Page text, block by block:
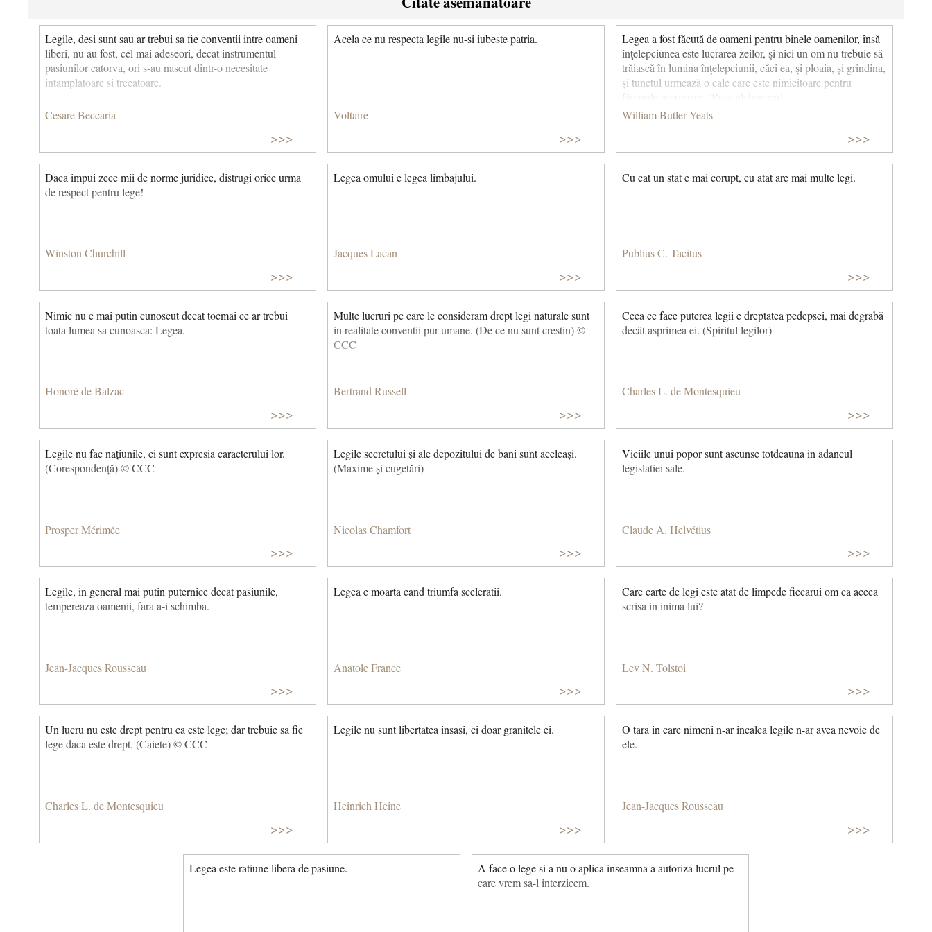
Legile, desi sunt sau ar trebui sa fie conventii intre oameni
liberi, nu au fost, cel mai adeseori, decat instrumentul
pasiunilor catorva, ori s-au nascut dintr-o necesitate
intamplatoare si trecatoare.
Cesare Beccaria
>>>
Acela ce nu respecta legile nu-si iubeste patria.
Voltaire
>>>
Legea a fost făcută de oameni pentru binele oamenilor, însă
înţelepciunea este lucrarea zeilor, şi nici un om nu trebuie să
trăiască în lumina înţelepciunii, căci ea, şi ploaia, şi grindina,
şi tunetul urmează o cale care este nimicitoare pentru
făpturile muritoare. (Rosa alchemica)
William Butler Yeats
>>>
Daca impui zece mii de norme juridice, distrugi orice urma
de respect pentru lege!
Winston Churchill
>>>
Legea omului e legea limbajului.
Jacques Lacan
>>>
Cu cat un stat e mai corupt, cu atat are mai multe legi.
Publius C. Tacitus
>>>
Nimic nu e mai putin cunoscut decat tocmai ce ar trebui
toata lumea sa cunoasca: Legea.
Honoré de Balzac
>>>
Multe lucruri pe care le consideram drept legi naturale sunt
in realitate conventii pur umane. (De ce nu sunt crestin) ©
CCC
Bertrand Russell
>>>
Ceea ce face puterea legii e dreptatea pedepsei, mai degrabă
decât asprimea ei. (Spiritul legilor)
Charles L. de Montesquieu
>>>
Legile nu fac națiunile, ci sunt expresia caracterului lor.
(Corespondență) © CCC
Prosper Mérimée
>>>
Legile secretului și ale depozitului de bani sunt aceleași.
(Maxime și cugetări)
Nicolas Chamfort
>>>
Viciile unui popor sunt ascunse totdeauna in adancul
legislatiei sale.
Claude A. Helvétius
>>>
Legile, in general mai putin puternice decat pasiunile,
tempereaza oamenii, fara a-i schimba.
Jean-Jacques Rousseau
>>>
Legea e moarta cand triumfa sceleratii.
Anatole France
>>>
Care carte de legi este atat de limpede fiecarui om ca aceea
scrisa in inima lui?
Lev N. Tolstoi
>>>
Un lucru nu este drept pentru ca este lege; dar trebuie sa fie
lege daca este drept. (Caiete) © CCC
Charles L. de Montesquieu
>>>
Legile nu sunt libertatea insasi, ci doar granitele ei.
Heinrich Heine
>>>
O tara in care nimeni n-ar incalca legile n-ar avea nevoie de
ele.
Jean-Jacques Rousseau
>>>
Legea este ratiune libera de pasiune.
A face o lege si a nu o aplica inseamna a autoriza lucrul pe
care vrem sa-l interzicem.